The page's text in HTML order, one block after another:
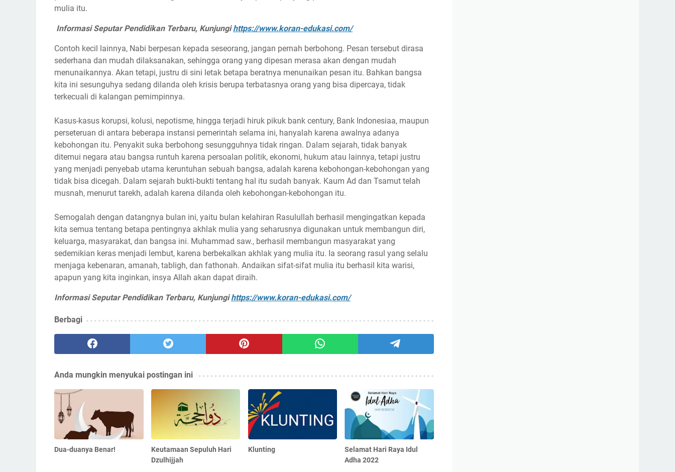
mulia itu.
Informasi Seputar Pendidikan Terbaru, Kunjungihttps://www.koran-edukasi.com/
Contoh kecil lainnya, Nabi berpesan kepada seseorang, jangan pernah berbohong. Pesan tersebut dirasa
sederhana dan mudah dilaksanakan, sehingga orang yang dipesan merasa akan dengan mudah
menunaikannya. Akan tetapi, justru di sini letak betapa beratnya menunaikan pesan itu. Bahkan bangsa
kita ini sesunguhya sedang dilanda oleh krisis berupa terbatasnya orang yang bisa dipercaya, tidak
terkecuali di kalangan pemimpinnya.
Kasus-kasus korupsi, kolusi, nepotisme, hingga terjadi hiruk pikuk bank century, Bank Indonesiaa, maupun
perseteruan di antara beberapa instansi pemerintah selama ini, hanyalah karena awalnya adanya
kebohongan itu. Penyakit suka berbohong sesungguhnya tidak ringan. Dalam sejarah, tidak banyak
ditemui negara atau bangsa runtuh karena persoalan politik, ekonomi, hukum atau lainnya, tetapi justru
yang menjadi penyebab utama keruntuhan sebuah bangsa, adalah karena kebohongan-kebohongan yang
tidak bisa dicegah. Dalam sejarah bukti-bukti tentang hal itu sudah banyak. Kaum Ad dan Tsamut telah
musnah, menurut tarekh, adalah karena dilanda oleh kebohongan-kebohongan itu.
Semogalah dengan datangnya bulan ini, yaitu bulan kelahiran Rasulullah berhasil mengingatkan kepada
kita semua tentang betapa pentingnya akhlak mulia yang seharusnya digunakan untuk membangun diri,
keluarga, masyarakat, dan bangsa ini. Muhammad saw., berhasil membangun masyarakat yang
sedemikian keras menjadi lembut, karena berbekalkan akhlak yang mulia itu. Ia seorang rasul yang selalu
menjaga kebenaran, amanah, tabligh, dan fathonah. Andaikan sifat-sifat mulia itu berhasil kita warisi,
apapun yang kita inginkan, insya Allah akan dapat diraih.
Informasi Seputar Pendidikan Terbaru, Kunjungihttps://www.koran-edukasi.com/
Berbagi
Anda mungkin menyukai postingan ini
Dua-duanya Benar!
Keutamaan Sepuluh Hari
Dzulhijjah
Klunting
Selamat Hari Raya Idul
Adha 2022